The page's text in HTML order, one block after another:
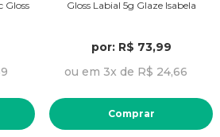
Gloss Gloss Labial 5g Glaze Isabela
por: R$ 73,99
ou em 3x de R$ 24,66
Comprar